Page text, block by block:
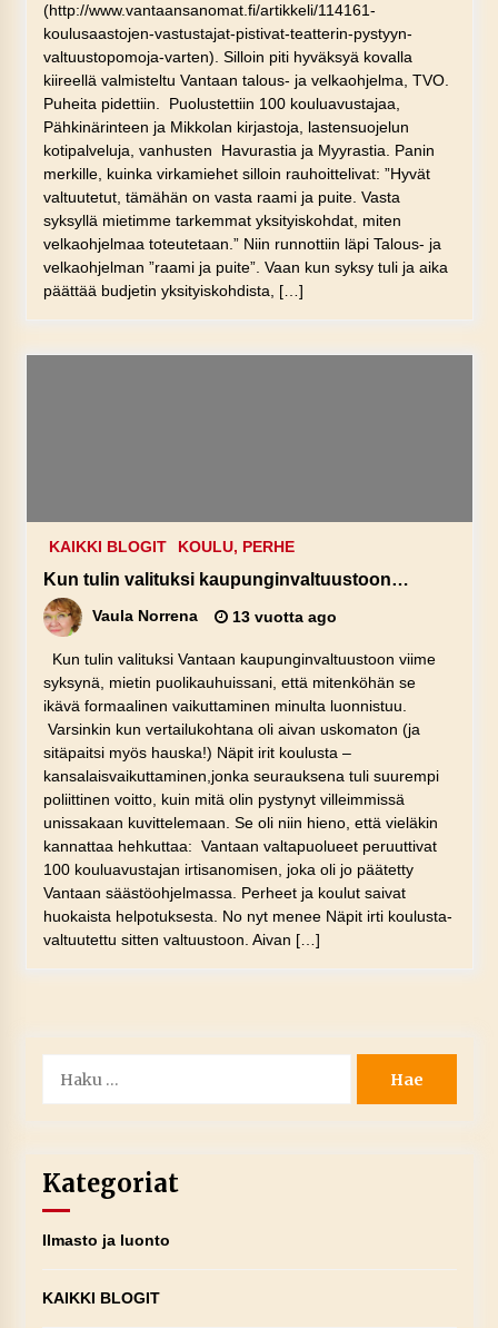
(http://www.vantaansanomat.fi/artikkeli/114161-
koulusaastojen-vastustajat-pistivat-teatterin-pystyyn-
valtuustopomoja-varten). Silloin piti hyväksyä kovalla
kiireellä valmisteltu Vantaan talous- ja velkaohjelma, TVO.
Puheita pidettiin. Puolustettiin 100 kouluavustajaa,
Pähkinärinteen ja Mikkolan kirjastoja, lastensuojelun
kotipalveluja, vanhusten Havurastia ja Myyrastia. Panin
merkille, kuinka virkamiehet silloin rauhoittelivat: ”Hyvät
valtuutetut, tämähän on vasta raami ja puite. Vasta
syksyllä mietimme tarkemmat yksityiskohdat, miten
velkaohjelmaa toteutetaan.” Niin runnottiin läpi Talous- ja
velkaohjelman ”raami ja puite”. Vaan kun syksy tuli ja aika
päättää budjetin yksityiskohdista, […]
KAIKKI BLOGIT KOULU, PERHE
Kun tulin valituksi kaupunginvaltuustoon…
Vaula Norrena 13 vuotta ago
Kun tulin valituksi Vantaan kaupunginvaltuustoon viime
syksynä, mietin puolikauhuissani, että mitenköhän se
ikävä formaalinen vaikuttaminen minulta luonnistuu.
Varsinkin kun vertailukohtana oli aivan uskomaton (ja
sitäpaitsi myös hauska!) Näpit irit koulusta –
kansalaisvaikuttaminen,jonka seurauksena tuli suurempi
poliittinen voitto, kuin mitä olin pystynyt villeimmissä
unissakaan kuvittelemaan. Se oli niin hieno, että vieläkin
kannattaa hehkuttaa: Vantaan valtapuolueet peruuttivat
100 kouluavustajan irtisanomisen, joka oli jo päätetty
Vantaan säästöohjelmassa. Perheet ja koulut saivat
huokaista helpotuksesta. No nyt menee Näpit irti koulusta-
valtuutettu sitten valtuustoon. Aivan […]
Kategoriat
Ilmasto ja luonto
KAIKKI BLOGIT